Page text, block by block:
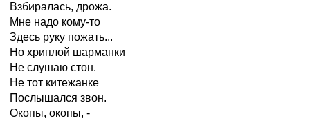
Взбиралась, дрожа.
Мне надо кому-то
Здесь руку пожать...
Но хриплой шарманки
Не слушаю стон.
Не тот китежанке
Послышался звон.
Окопы, окопы, -